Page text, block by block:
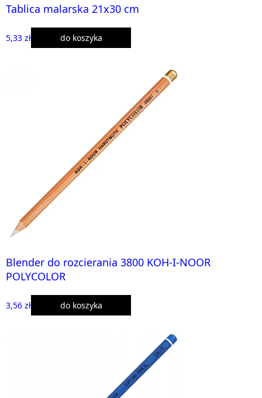
Tablica malarska 21x30 cm
5,33 zł do koszyka
Blender do rozcierania 3800 KOH-I-NOOR
POLYCOLOR
3,56 zł do koszyka